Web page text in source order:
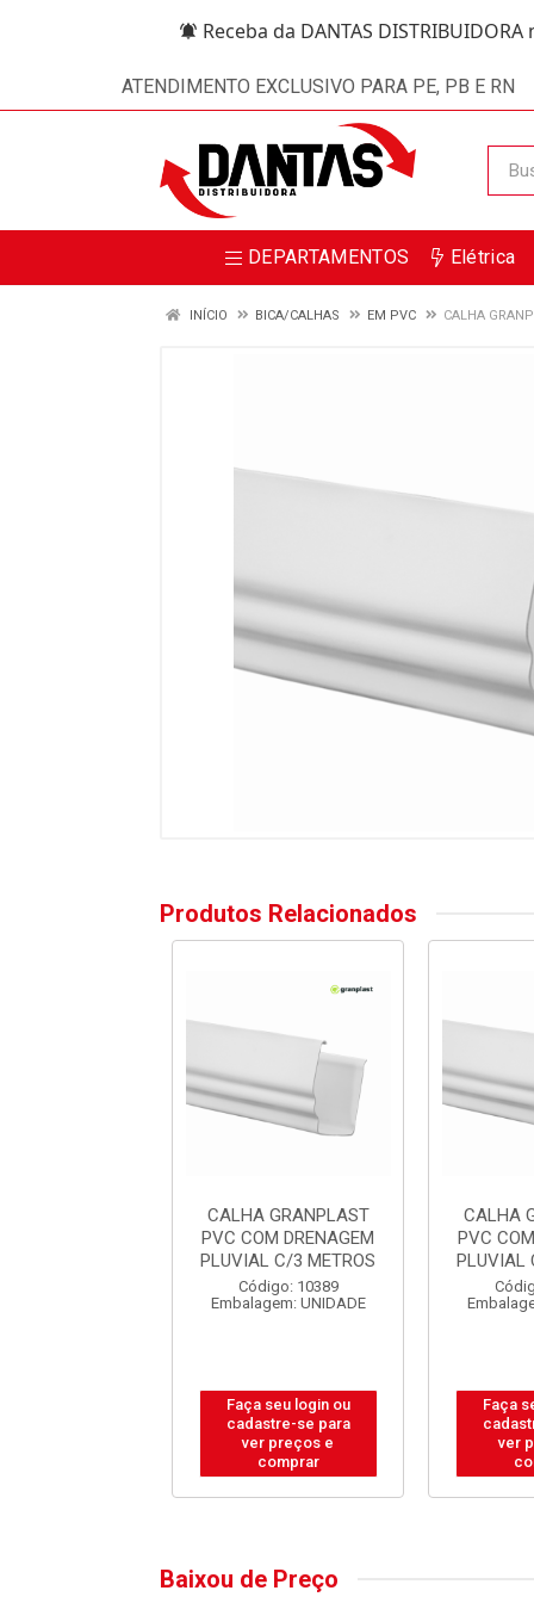
Receba da DANTAS
ATENDIMENTO EXCLUSIVO PARA PE, PB E RN
DEPARTAMENTOS Elétrica
INÍCIO BICA/CALHAS EM PVC CALHA
Produtos Relacionados
CALHA GRANPLAST
PVC COM DRENAGEM
PLUVIAL C/3 METROS
Código: 10389
Embalagem: UNIDADE
Faça seu login ou
cadastre-se para
ver preços e
comprar
CALHA
PVC
PLUVIAL
Faça
ver
Baixou de Preço